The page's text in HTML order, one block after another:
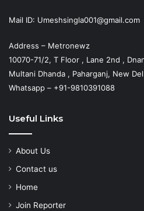
Mail ID: Umeshsingla001@gmail.com
Address – Metronewz
10070-71/2, T Floor , Lane 2nd ,
Multani Dhanda , Paharganj, New
Whatsapp – +91-9810391088
Useful Links
About Us
Contact us
Home
Join Reporter